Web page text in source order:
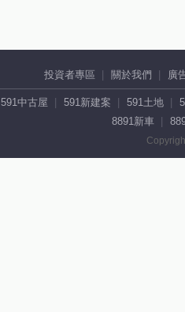
投資者專區 關於我們 廣
591中古屋 591新建案 591土地
8891新車